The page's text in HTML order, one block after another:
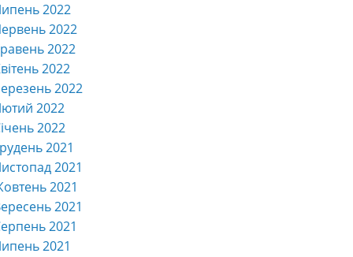
2022
2022
2022
2022
2022
2022
2022
2021
2021
2021
2021
2021
2021